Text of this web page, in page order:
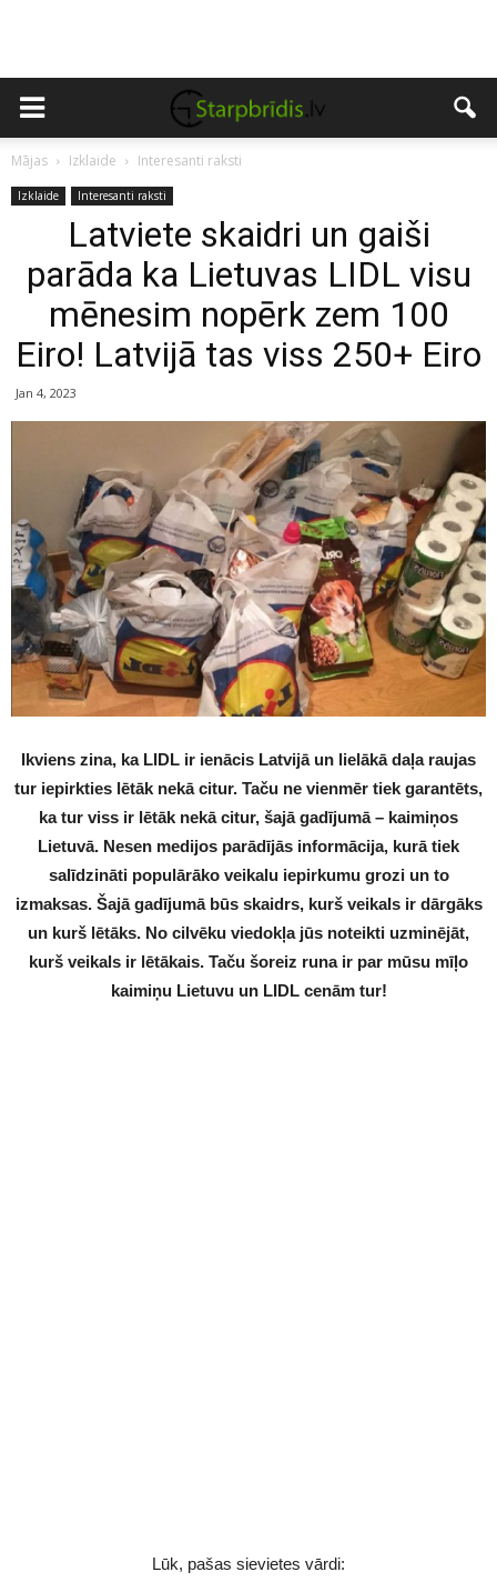
Mājas Izklaide Interesanti raksti
Izklaide Interesanti raksti
Latviete skaidri un gaiši
parāda ka Lietuvas LIDL visu
mēnesim nopērk zem 100
Eiro! Latvijā tas viss 250+ Eiro
Jan 4, 2023
Ikviens zina, ka LIDL ir ienācis Latvijā un lielākā daļa raujas
tur iepirkties lētāk nekā citur. Taču ne vienmēr tiek garantēts,
ka tur viss ir lētāk nekā citur, šajā gadījumā – kaimiņos
Lietuvā. Nesen medijos parādījās informācija, kurā tiek
salīdzināti populārāko veikalu iepirkumu grozi un to
izmaksas. Šajā gadījumā būs skaidrs, kurš veikals ir dārgāks
un kurš lētāks. No cilvēku viedokļa jūs noteikti uzminējāt,
kurš veikals ir lētākais. Taču šoreiz runa ir par mūsu mīļo
kaimiņu Lietuvu un LIDL cenām tur!
Lūk, pašas sievietes vārdi: